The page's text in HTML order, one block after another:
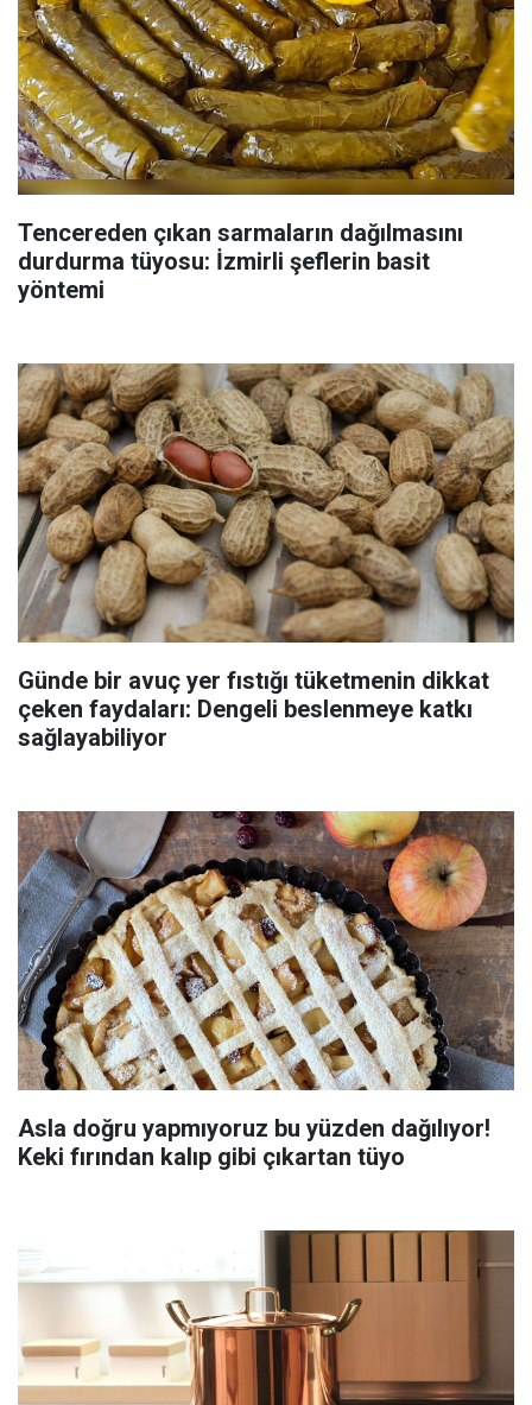
Tencereden çıkan sarmaların dağılmasını
durdurma tüyosu: İzmirli şeflerin basit
yöntemi
Günde bir avuç yer fıstığı tüketmenin dikkat
çeken faydaları: Dengeli beslenmeye katkı
sağlayabiliyor
Asla doğru yapmıyoruz bu yüzden dağılıyor!
Keki fırından kalıp gibi çıkartan tüyo